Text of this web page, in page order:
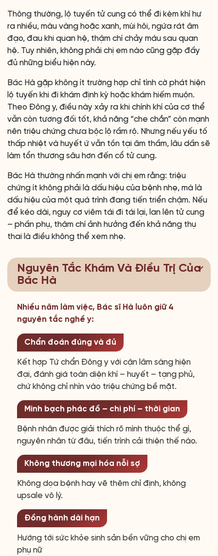
Thông thường, lộ tuyến tử cung có thể đi kèm khí hư
ra nhiều, màu vàng hoặc xanh, mùi hôi, ngứa rát âm
đạo, đau khi quan hệ, thậm chí chảy máu sau quan
hệ. Tuy nhiên, không phải chị em nào cũng gặp đầy
đủ những biểu hiện này.
Bác Hà gặp không ít trường hợp chỉ tình cờ phát hiện
lộ tuyến khi đi khám định kỳ hoặc khám hiếm muộn.
Theo Đông y, điều này xảy ra khi chính khí của cơ thể
vẫn còn tương đối tốt, khả năng “che chắn” còn mạnh
nên triệu chứng chưa bộc lộ rầm rộ. Nhưng nếu yếu tố
thấp nhiệt và huyết ứ vẫn tồn tại âm thầm, lâu dần sẽ
làm tổn thương sâu hơn đến cổ tử cung.
Bác Hà thường nhấn mạnh với chị em rằng: triệu
chứng ít không phải là dấu hiệu của bệnh nhẹ, mà là
dấu hiệu của một quá trình đang tiến triển chậm. Nếu
để kéo dài, nguy cơ viêm tái đi tái lại, lan lên tử cung
– phần phụ, thậm chí ảnh hưởng đến khả năng thụ
thai là điều không thể xem nhẹ.
Nguyên Tắc Khám Và Điều Trị Của
Bác Hà
Nhiều năm làm việc, Bác sĩ Hà luôn giữ 4
nguyên tắc nghề y:
Chẩn đoán đúng và đủ
Kết hợp Tứ chẩn Đông y với cận lâm sàng hiện
đại, đánh giá toàn diện khí – huyết – tạng phủ,
chứ không chỉ nhìn vào triệu chứng bề mặt.
Minh bạch phác đồ – chi phí – thời gian
Bệnh nhân được giải thích rõ mình thuộc thể gì,
nguyên nhân từ đâu, tiến trình cải thiện thế nào.
Không thương mại hóa nỗi sợ
Không dọa bệnh hay vẽ thêm chỉ định, không
upsale vô lý.
Đồng hành dài hạn
Hướng tới sức khỏe sinh sản bền vững cho chị em
phụ nữ